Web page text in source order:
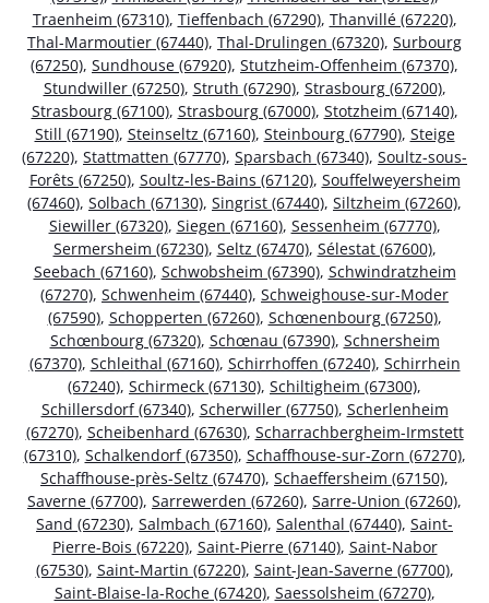
Traenheim (67310), Tieffenbach (67290), Thanvillé (67220),
Thal-Marmoutier (67440), Thal-Drulingen (67320), Surbourg
(67250), Sundhouse (67920), Stutzheim-Offenheim (67370),
Stundwiller (67250), Struth (67290), Strasbourg (67200),
Strasbourg (67100), Strasbourg (67000), Stotzheim (67140),
Still (67190), Steinseltz (67160), Steinbourg (67790), Steige
(67220), Stattmatten (67770), Sparsbach (67340), Soultz-sous-
Forêts (67250), Soultz-les-Bains (67120), Souffelweyersheim
(67460), Solbach (67130), Singrist (67440), Siltzheim (67260),
Siewiller (67320), Siegen (67160), Sessenheim (67770),
Sermersheim (67230), Seltz (67470), Sélestat (67600),
Seebach (67160), Schwobsheim (67390), Schwindratzheim
(67270), Schwenheim (67440), Schweighouse-sur-Moder
(67590), Schopperten (67260), Schœnenbourg (67250),
Schœnbourg (67320), Schœnau (67390), Schnersheim
(67370), Schleithal (67160), Schirrhoffen (67240), Schirrhein
(67240), Schirmeck (67130), Schiltigheim (67300),
Schillersdorf (67340), Scherwiller (67750), Scherlenheim
(67270), Scheibenhard (67630), Scharrachbergheim-Irmstett
(67310), Schalkendorf (67350), Schaffhouse-sur-Zorn (67270),
Schaffhouse-près-Seltz (67470), Schaeffersheim (67150),
Saverne (67700), Sarrewerden (67260), Sarre-Union (67260),
Sand (67230), Salmbach (67160), Salenthal (67440), Saint-
Pierre-Bois (67220), Saint-Pierre (67140), Saint-Nabor
(67530), Saint-Martin (67220), Saint-Jean-Saverne (67700),
Saint-Blaise-la-Roche (67420), Saessolsheim (67270),